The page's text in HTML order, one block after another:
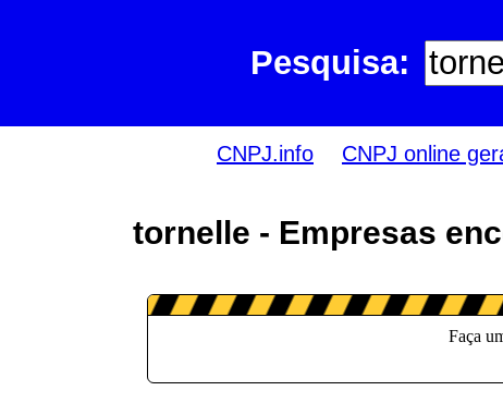
Pesquisa:
CNPJ.info CNPJ online
tornelle - Empresas